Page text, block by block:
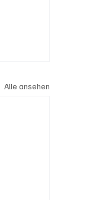
Alle ansehen